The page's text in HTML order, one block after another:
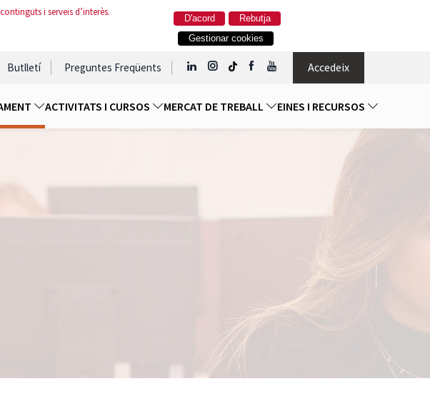
i serveis d’interès.
Rebutja
D'acord
Gestionar cookies
Butlletí Preguntes Freqüents Accedeix
ACTIVITATS I CURSOS MERCAT DE TREBALL EINES I RECURSOS